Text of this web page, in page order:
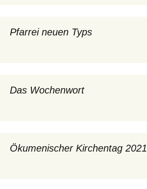
Pfarrei neuen Typs
Das Wochenwort
Ökumenischer Kirchentag 2021